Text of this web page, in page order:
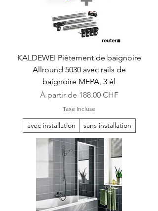
KALDEWEI Piètement de baignoire
Allround 5030 avec rails de
baignoire MEPA, 3 él
À partir de 188.00 CHF
Prix promotionnel
Taxe Incluse
avec installation sans installation